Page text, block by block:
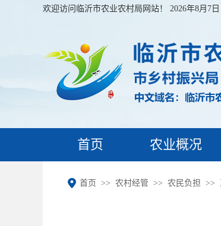
欢迎访问临沂市农业农村局网站！ 2026年8月7
首页 农业概况
首页 农村经管 农民负担